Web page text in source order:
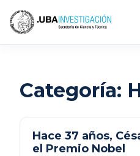
Categoría:
Hace 37 años,
el Premio Nobel